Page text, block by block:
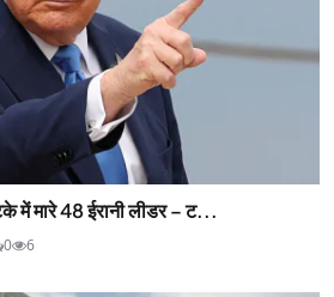
मारे 48 ईरानी लीडर – ट...
0 6